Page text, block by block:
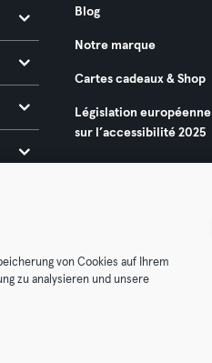
Blog
Notre marque
Cartes cadeaux & Shop
Législation européenne
sur l’accessibilité 2025
von Cookies auf Ihrem
zu analysieren und unsere